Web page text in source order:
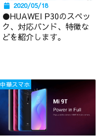
2020/05/18
●HUAWEI P30のスペッ
ク、対応バンド、特徴な
どを紹介します。
中華スマホ